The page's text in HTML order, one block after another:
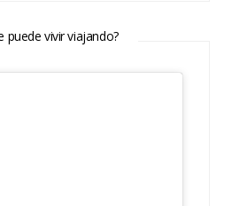
puede vivir viajando?